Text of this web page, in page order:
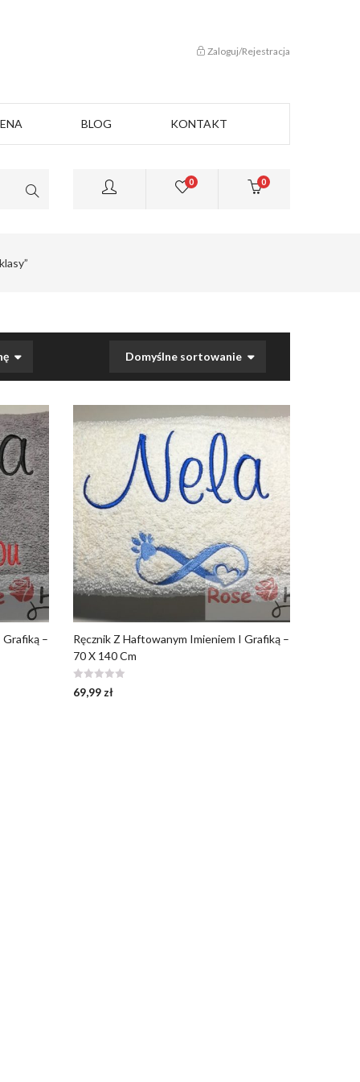
Zaloguj/Rejestracja
BLOG KONTAKT
0
0
Domyślne sortowanie
–
Ręcznik Z Haftowanym Imieniem I Grafiką –
70 X 140 Cm
69,99 zł